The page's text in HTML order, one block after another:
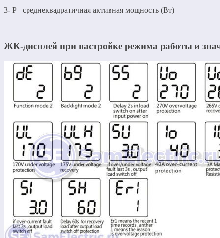
3- P среднеквадратичная активная мощность (Вт)
ЖК-дисплей при настройке режима работы и